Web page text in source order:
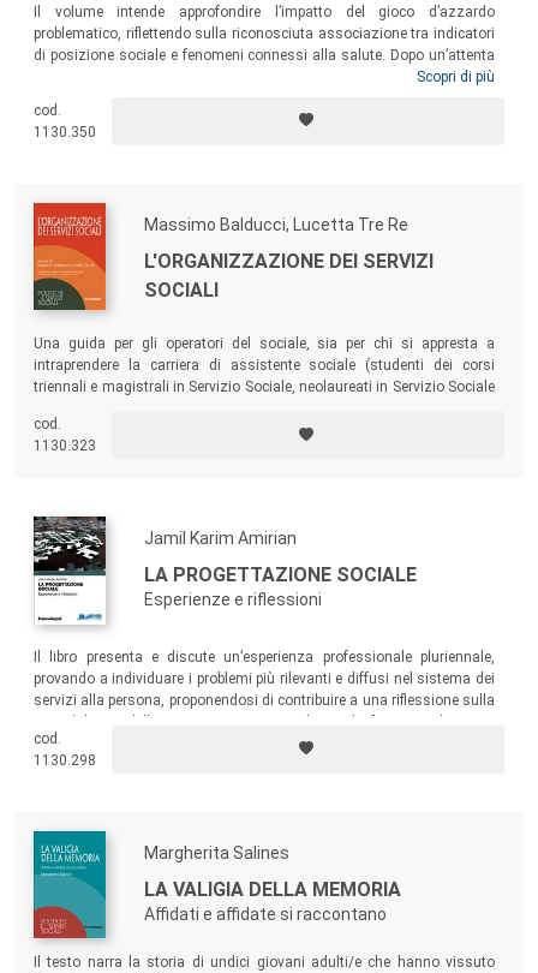
Il volume intende approfondire l’impatto del gioco d’azzardo
problematico, riflettendo sulla riconosciuta associazione tra indicatori
di posizione sociale e fenomeni connessi alla salute. Dopo un’attenta
descrizione delle politiche sul gambling e un’analisi sociologica del
italiana dedicata ai costi sociali del fenomeno. Un testo per gli
studenti dei corsi di Sociologia, Scienza Politica ed Economia, ma
Scopri di più
cod.
1130.350
Massimo Balducci, Lucetta Tre Re
L'ORGANIZZAZIONE DEI SERVIZI
SOCIALI
Una guida per gli operatori del sociale, sia per chi si appresta a
intraprendere la carriera di assistente sociale (studenti dei corsi
triennali e magistrali in Servizio Sociale, neolaureati in Servizio Sociale
B dell’Ordine degli Assistenti sociali) sia per chi è già inserito nel
mondo del
cod.
1130.323
Jamil Karim Amirian
LA PROGETTAZIONE SOCIALE
Esperienze e riflessioni
Il libro presenta e discute un’esperienza professionale pluriennale,
provando a individuare i problemi più rilevanti e diffusi nel sistema dei
servizi alla persona, proponendosi di contribuire a una riflessione sulla
semplici e pratiche, grazie anche all’analisi di molti esempi e casi reali,
sulle principali criticità operative.
cod.
1130.298
Margherita Salines
LA VALIGIA DELLA MEMORIA
Affidati e affidate si raccontano
Il testo narra la storia di undici giovani adulti/e che hanno vissuto